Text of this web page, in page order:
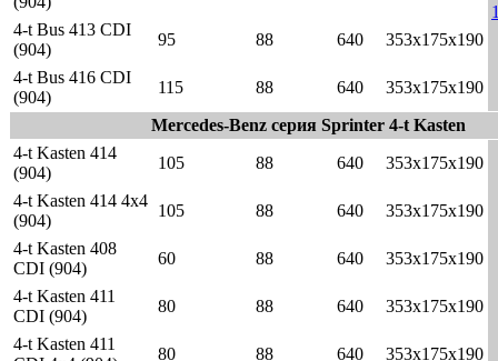
4-t Bus 413 CDI
(904)
95 88 640
353x175x190
4-t Bus 416 CDI
(904)
115 88 640
353x175x190
Mercedes-Benz серия Sprinter 4-t Kasten
4-t Kasten 414
(904)
105 88 640 353x175x190
4-t Kasten 414 4x4
(904)
105 88 640
353x175x190
4-t Kasten 408
CDI (904)
60 88 640
353x175x190
4-t Kasten 411
CDI (904)
80 88 640
353x175x190
4-t Kasten 411
80 88 640
353x175x190